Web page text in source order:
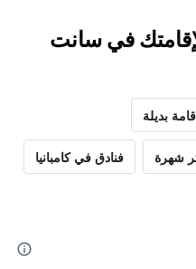
في سانت
بديلة
شهرة فنادق في كامبانيا